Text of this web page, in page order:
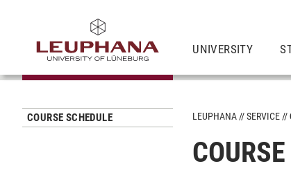
UNIVERSITY
COURSE SCHEDULE LEUPHANA SERVICE